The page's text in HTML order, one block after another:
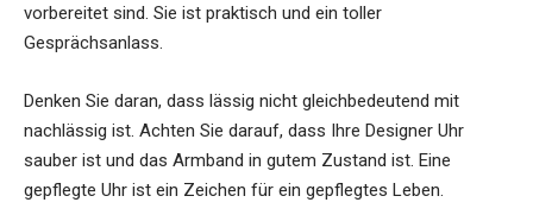
vorbereitet sind. Sie ist praktisch und ein toller
Gesprächsanlass.
Denken Sie daran, dass lässig nicht gleichbedeutend mit
nachlässig ist. Achten Sie darauf, dass Ihre Designer Uhr
sauber ist und das Armband in gutem Zustand ist. Eine
gepflegte Uhr ist ein Zeichen für ein gepflegtes Leben.